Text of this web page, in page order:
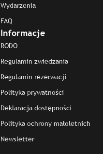
Wydarzenia
FAQ
Informacje
RODO
Regulamin zwiedzania
Regulamin rezerwacji
Polityka prywatności
Deklaracja dostępności
Polityka ochrony małoletnich
Newsletter